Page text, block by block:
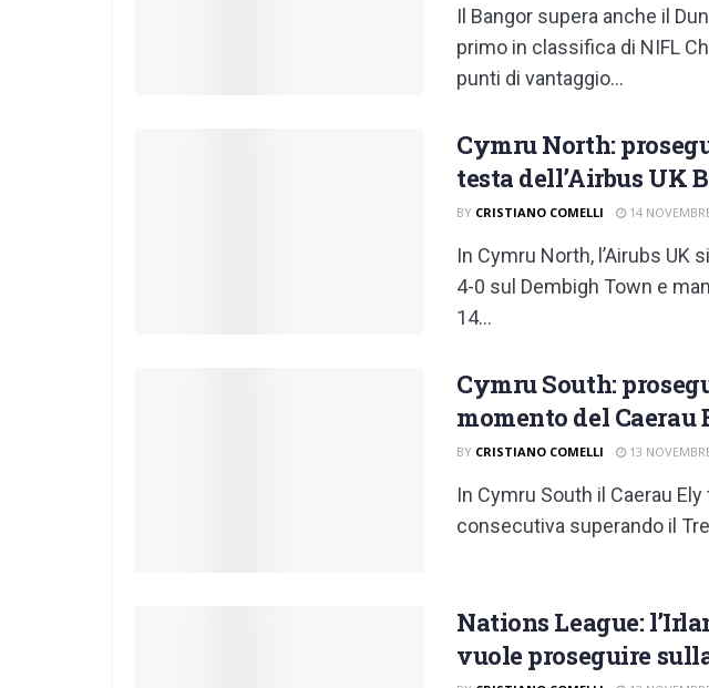
Il Bangor supera anche il
primo in classifica di NIFL
punti di vantaggio...
Cymru North:
testa dell’Airbus UK
BY CRISTIANO COMELLI 14
In Cymru North, l’Airubs UK
4-0 sul Dembigh Town e
14...
Cymru South:
momento del Caerau
BY CRISTIANO COMELLI 13
In Cymru South il Caerau
consecutiva superando il
Nations League:
vuole proseguire